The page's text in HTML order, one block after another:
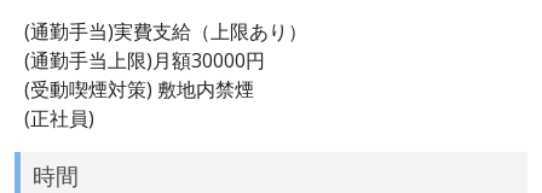
(通勤手当)実費支給（上限あり）
(通勤手当上限)月額30000円
(受動喫煙対策) 敷地内禁煙
(正社員)
時間